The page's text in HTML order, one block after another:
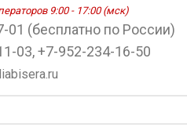
9:00 - 17:00 (мск)
01 (бесплатно по России)
03, +7-952-234-16-50